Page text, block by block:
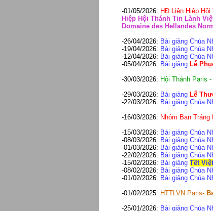
-01/05/2026: HĐ Liên Hiệp
Hiệp Hội Thánh Tin Lành
Domaine des Hellandes
-26/04/2026: Bài giảngChúa
-19/04/2026: Bài giảngChúa
-12/04/2026: Bài giảng Chúa
-05/04/2026: Bài giảng Lễ
-30/03/2026: Hội Thánh Paris -
-29/03/2026: Bài giảng Lễ
-22/03/2026: Bài giảngChúa
-16/03/2026: Nhóm Ban
-15/03/2026: Bài giảngChúa
-08/03/2026: Bài giảngChúa
-01/03/2026: Bài giảngChúa
-22/02/2026: Bài giảngChúa
-15/02/2026: Bài giảng Tết
-08/02/2026: Bài giảngChúa
-01/02/2026: Bài giảngChúa
-01/02/2025: HTTLVN Paris-
-25/01/2026: Bài giảngChúa